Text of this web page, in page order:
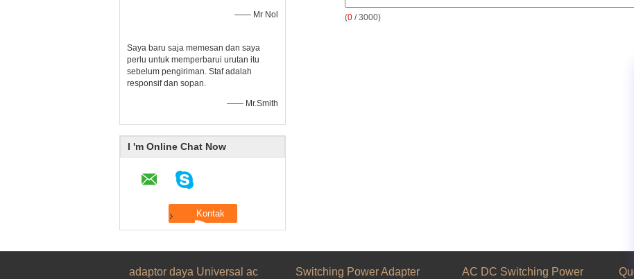
—— Mr Nol
Saya baru saja memesan dan saya
perlu untuk memperbarui urutan itu
sebelum pengiriman. Staf adalah
responsif dan sopan.
—— Mr.Smith
I 'm Online Chat Now
(0 / 3000)
adaptor daya Universal ac Switching Power Adapter AC DC Switching Power